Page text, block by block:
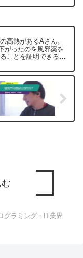
高熱があるAさん。
がったのを風邪薬を
ことを証明できる？
グラミング・IT業界